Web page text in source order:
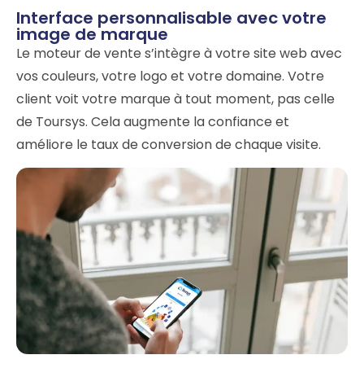
Interface personnalisable avec votre
image de marque
Le moteur de vente s’intègre à votre site web avec
vos couleurs, votre logo et votre domaine. Votre
client voit votre marque à tout moment, pas celle
de Toursys. Cela augmente la confiance et
améliore le taux de conversion de chaque visite.